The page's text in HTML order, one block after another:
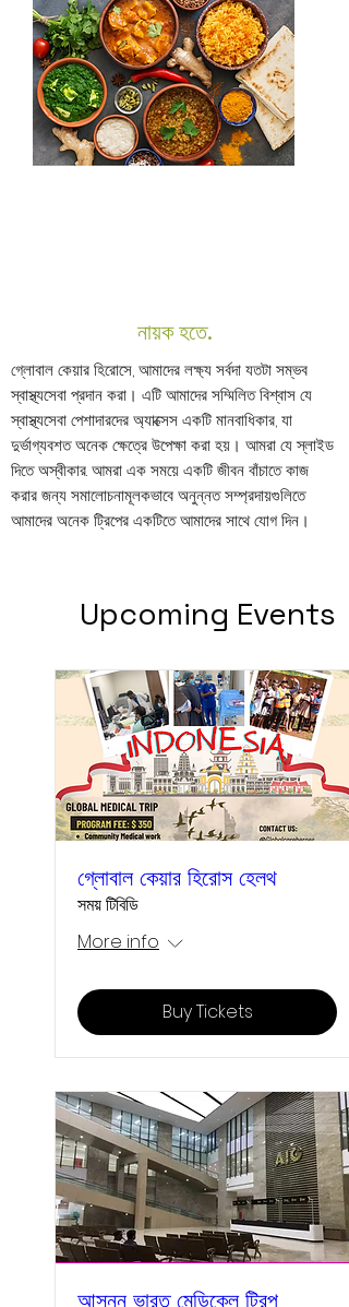
নায়ক হতে.
গ্লোবাল কেয়ার হিরোসে, আমাদের লক্ষ্য সর্বদা যতটা সম্ভব
স্বাস্থ্যসেবা প্রদান করা। এটি আমাদের সম্মিলিত বিশ্বাস যে
স্বাস্থ্যসেবা পেশাদারদের অ্যাক্সেস একটি মানবাধিকার, যা
দুর্ভাগ্যবশত অনেক ক্ষেত্রে উপেক্ষা করা হয়। আমরা যে স্লাইড
দিতে অস্বীকার. আমরা এক সময়ে একটি জীবন বাঁচাতে কাজ
করার জন্য সমালোচনামূলকভাবে অনুন্নত সম্প্রদায়গুলিতে
আমাদের অনেক ট্রিপের একটিতে আমাদের সাথে যোগ দিন।
Upcoming Events
গ্লোবাল কেয়ার হিরোস হেলথ
সময় টিবিডি
More info
Buy Tickets
আসন্ন ভারত মেডিকেল ট্রিপ